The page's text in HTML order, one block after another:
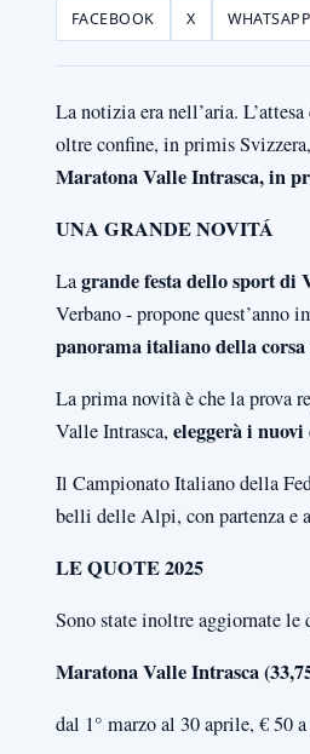
FACEBOOK X WHATSAPP
La notizia era nell’aria.
oltre confine, in primis
Maratona Valle Intrasca, in
UNA GRANDE NOVITÁ
Lagrande festa dello sport di
Verbano - propone quest’anno
panorama italiano della
La prima novità è che la prova
Valle Intrasca, eleggerà i
Il Campionato Italiano della
belli delle Alpi, con partenza e
LE QUOTE 2025
Sono state inoltre aggiornate le
Maratona Valle Intrasca
dal 1° marzo al 30 aprile, € 50